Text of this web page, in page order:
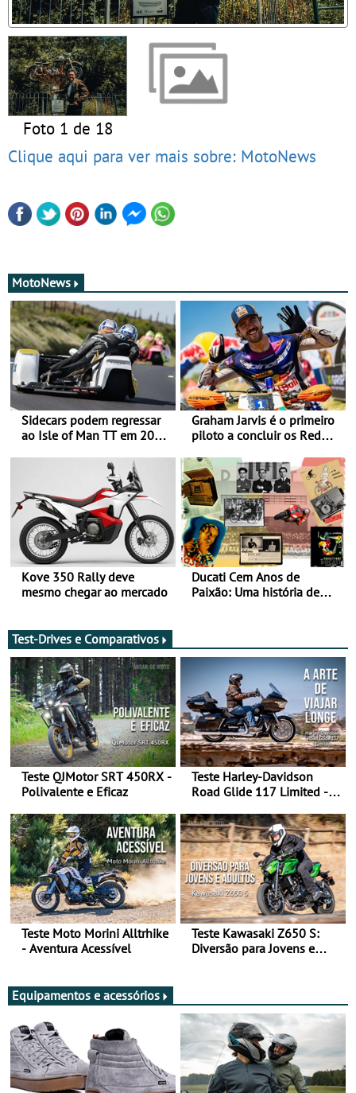
Foto 1 de 18
Clique aqui para ver mais sobre: MotoNews
MotoNews
Sidecars podem regressar
ao Isle of Man TT em 2027
Graham Jarvis é o primeiro
piloto a concluir os Red
moto elétrica
Kove 350 Rally deve
mesmo chegar ao mercado
Ducati Cem Anos de
Paixão: Uma história de
Test-Drives e Comparativos
Teste QJMotor SRT 450RX -
Polivalente e Eficaz
Teste Harley-Davidson
Road Glide 117 Limited - A
Teste Moto Morini Alltrhike
- Aventura Acessível
Teste Kawasaki Z650 S:
Diversão para Jovens e
Equipamentos e acessórios